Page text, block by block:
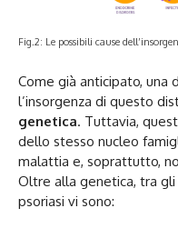
Fig.2: Le possibili cause
Come già anticipato, una
l’insorgenza di questo
genetica. Tuttavia,
dello stesso nucleo
malattia e, soprattutto,
Oltre alla genetica, tra gli
psoriasi vi sono: